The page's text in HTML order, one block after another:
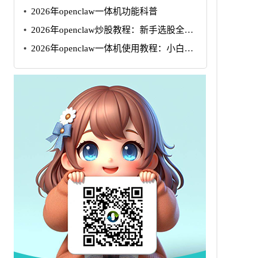
2026年openclaw一体机功能科普